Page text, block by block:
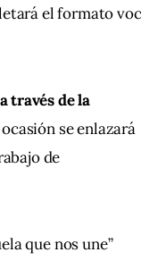
el formato
través de la
se enlazará
de
que nos une”